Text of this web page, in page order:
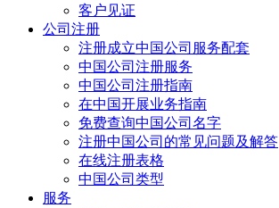
客户见证
公司注册
注册成立中国公司服务配套
中国公司注册服务
中国公司注册指南
在中国开展业务指南
免费查询中国公司名字
注册中国公司的常见问题及解答
在线注册表格
中国公司类型
服务